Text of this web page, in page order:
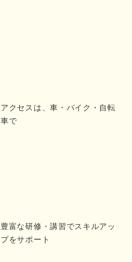
アクセスは、車・バイク・自転
車で
豊富な研修・講習でスキルアッ
プをサポート